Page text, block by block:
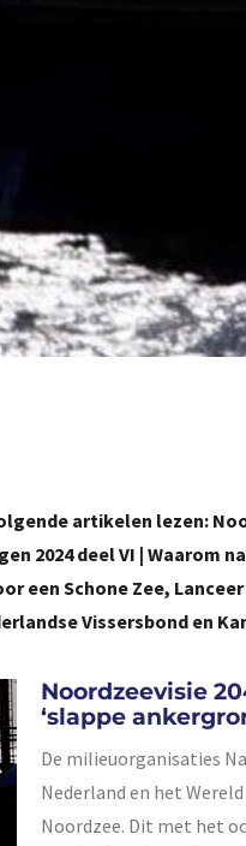
artikelen lezen:
2024 deel VI |
een Schone Zee,
Vissersbond en
Noordzeevisie
‘slappe
De milieuorganisaties
Nederland en het
Noordzee. Dit met het